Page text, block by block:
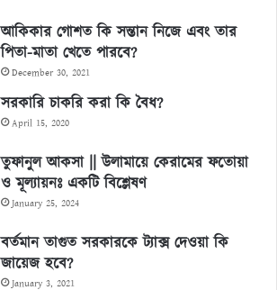
আকিকার গোশত কি সন্তান নিজে এবং তার
পিতা-মাতা খেতে পারবে?
December 30, 2021
সরকারি চাকরি করা কি বৈধ?
April 15, 2020
তুফানুল আকসা || উলামায়ে কেরামের ফতোয়া
ও মূল্যায়নঃ একটি বিশ্লেষণ
January 25, 2024
বর্তমান তাগুত সরকারকে ট্যাক্স দেওয়া কি
জায়েজ হবে?
January 3, 2021